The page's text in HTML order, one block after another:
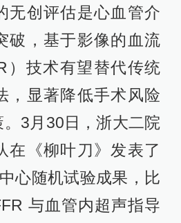
无创评估是心血管介
破，基于影像的血流
）技术有望替代传统
，显著降低手术风险
3月30日，浙大二院
在《柳叶刀》发表了
心随机试验成果，比
与血管内超声指导